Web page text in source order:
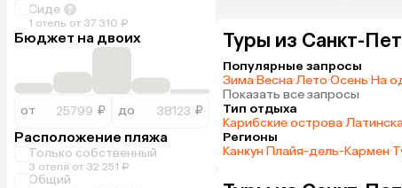
Сиде
1 отель от 37 310 ₽
Бюджет на двоих
от ₽ до ₽
Расположение пляжа
Только собственный
3 отеля от 32 251 ₽
Общий
Туры из Санкт-
Популярные запросы
Зима·Весна·Лето·Осень·На
Показать все запросы
Тип отдыха
Карибские острова·
Регионы
Канкун·Плайя-дель-Кармен·